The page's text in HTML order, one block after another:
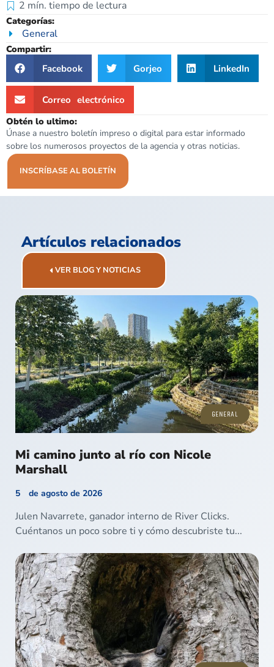
2 mín. tiempo de lectura
Categorías:
General
Compartir:
Facebook
Gorjeo LinkedIn
Correo electrónico
Obtén lo ultimo:
Únase a nuestro boletín impreso o digital para estar informado
sobre los numerosos proyectos de la agencia y otras noticias.
INSCRÍBASE AL BOLETÍN
Artículos relacionados
VER BLOG Y NOTICIAS
GENERAL
Mi camino junto al río con Nicole
Marshall
5 de agosto de 2026
Julen Navarrete, ganador interno de River Clicks.
Cuéntanos un poco sobre ti y cómo descubriste tu...